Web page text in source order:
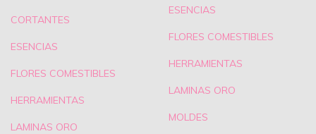
CORTANTES
ESENCIAS
FLORES COMESTIBLES
HERRAMIENTAS
LAMINAS ORO
ESENCIAS
FLORES COMESTIBLES
HERRAMIENTAS
LAMINAS ORO
MOLDES